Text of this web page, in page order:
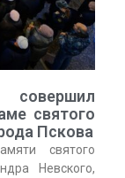
святого
Пскова
святого
Невского,